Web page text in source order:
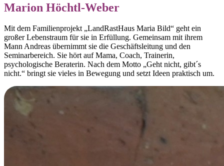
Marion Höchtl-Weber
Mit dem Familienprojekt „LandRastHaus Maria Bild“ geht ein
großer Lebenstraum für sie in Erfüllung. Gemeinsam mit ihrem
Mann Andreas übernimmt sie die Geschäftsleitung und den
Seminarbereich. Sie hört auf Mama, Coach, Trainerin,
psychologische Beraterin. Nach dem Motto „Geht nicht, gibt´s
nicht.“ bringt sie vieles in Bewegung und setzt Ideen praktisch um.